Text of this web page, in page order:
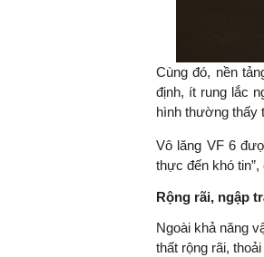
Cùng đó, nền
định, ít rung lắc
hình thường thấy
Vô lăng VF 6
thực đến khó
Rộng rãi, ngập
Ngoài khả năng
thất rộng rãi,